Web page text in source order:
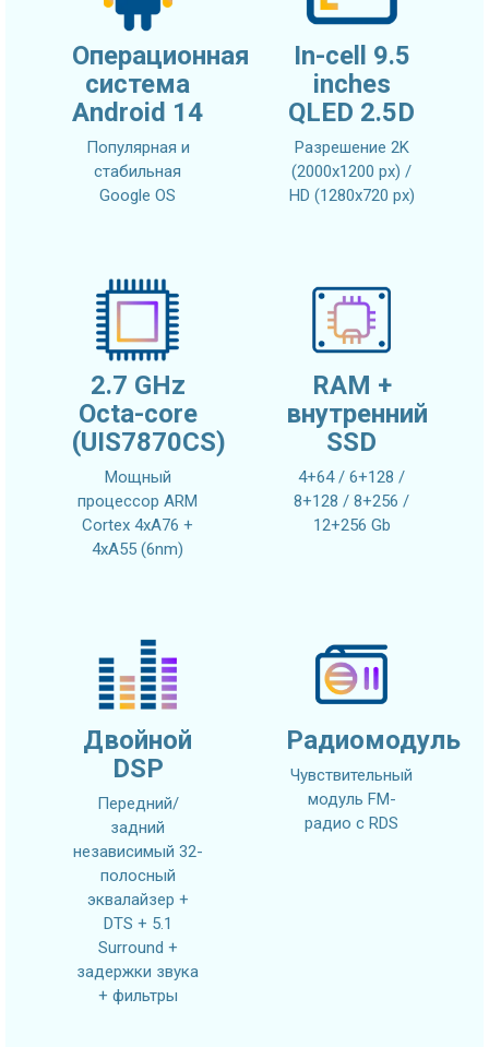
Операционная
система
Android 14
Популярная и
стабильная
Google OS
In-cell 9.5
inches
QLED 2.5D
Разрешение 2K
(2000x1200 px) /
HD (1280x720 px)
2.7 GHz
Octa-core
(UIS7870CS)
Мощный
процессор ARM
Cortex 4xA76 +
4xA55 (6nm)
RAM +
внутренний
SSD
4+64 / 6+128 /
8+128 / 8+256 /
12+256 Gb
Двойной
DSP
Передний/
задний
независимый 32-
полосный
эквалайзер +
DTS + 5.1
Surround +
задержки звука
+ фильтры
Радиомодуль
Чувствительный
модуль FM-
радио с RDS